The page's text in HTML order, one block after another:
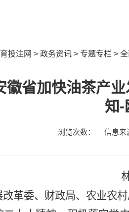
投注网 > 政务资讯 > 专题专栏 >
徽省加快油茶产
知-
浏览次数： 信息来
革委、财政局、农业农村